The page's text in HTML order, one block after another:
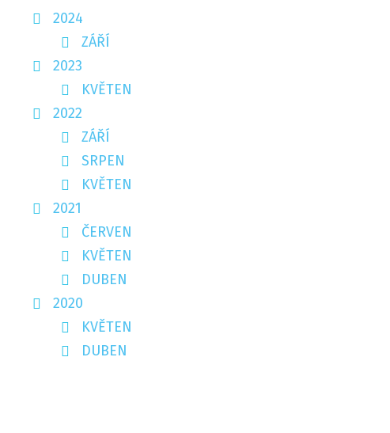
2024
ZÁŘÍ
2023
KVĚTEN
2022
ZÁŘÍ
SRPEN
KVĚTEN
2021
ČERVEN
KVĚTEN
DUBEN
2020
KVĚTEN
DUBEN